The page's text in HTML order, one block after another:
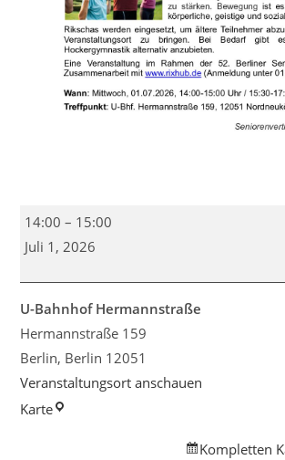
Mit
der
zum
Yoga
aufs
Feld
14:00 – 15:00
Juli 1, 2026
U-Bahnhof Hermannstraße
Hermannstraße 159
Berlin, Berlin 12051
Veranstaltungsort anschauen
KarteU-
Kompletten